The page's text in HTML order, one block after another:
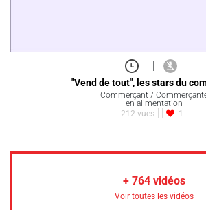
|
"Vend de tout", les stars du
Commerçant /
en alimentation
212 vues
1
+ 764vidéos
Voir toutes les vidéos